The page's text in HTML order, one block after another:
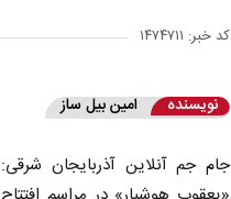
کد خبر: ۱۴۷۴۷۱۱
نویسنده امین بیل ساز
جام جم آنلاین آذربایجان شرقی: